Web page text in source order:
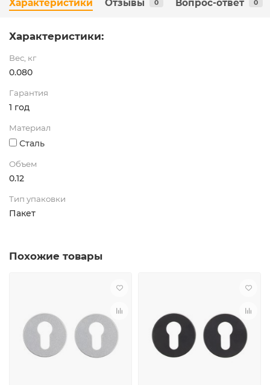
Характеристики Отзывы 0 Вопрос-ответ 0
Характеристики:
Вес, кг
0.080
Гарантия
1 год
Материал
Сталь
Объем
0.12
Тип упаковки
Пакет
Похожие товары